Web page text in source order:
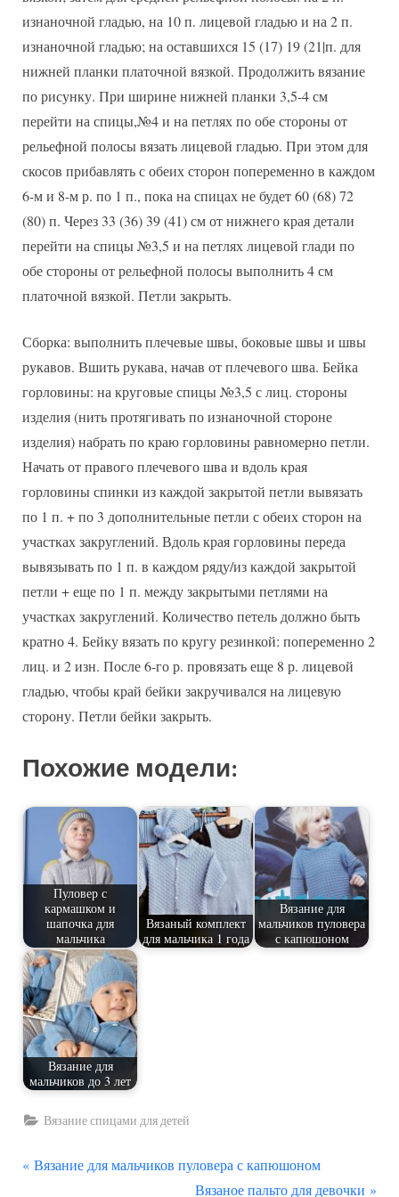
изнаночной гладью, на 10 п. лицевой гладью и на 2 п.
изнаночной гладью; на оставшихся 15 (17) 19 (21|п. для
нижней планки платочной вязкой. Продолжить вязание
по рисунку. При ширине нижней планки 3,5-4 см
перейти на спицы,№4 и на петлях по обе стороны от
рельефной полосы вязать лицевой гладью. При этом для
скосов прибавлять с обеих сторон попеременно в каждом
6-м и 8-м р. по 1 п., пока на спицах не будет 60 (68) 72
(80) п. Через 33 (36) 39 (41) см от нижнего края детали
перейти на спицы №3,5 и на петлях лицевой глади по
обе стороны от рельефной полосы выполнить 4 см
платочной вязкой. Петли закрыть.
Сборка: выполнить плечевые швы, боковые швы и швы
рукавов. Вшить рукава, начав от плечевого шва. Бейка
горловины: на круговые спицы №3,5 с лиц. стороны
изделия (нить протягивать по изнаночной стороне
изделия) набрать по краю горловины равномерно петли.
Начать от правого плечевого шва и вдоль края
горловины спинки из каждой закрытой петли вывязать
по 1 п. + по 3 дополнительные петли с обеих сторон на
участках закруглений. Вдоль края горловины переда
вывязывать по 1 п. в каждом ряду/из каждой закрытой
петли + еще по 1 п. между закрытыми петлями на
участках закруглений. Количество петель должно быть
кратно 4. Бейку вязать по кругу резинкой: попеременно 2
лиц. и 2 изн. После 6-го р. провязать еще 8 р. лицевой
гладью, чтобы край бейки закручивался на лицевую
сторону. Петли бейки закрыть.
Похожие модели:
Пуловер с
кармашком и
шапочка для
мальчика
Вязаный комплект
для мальчика 1 года
Вязание для
мальчиков пуловера
с капюшоном
Вязание для
мальчиков до 3 лет
Вязание спицами для детей
Навигация
П
Вязание для мальчиков пуловера с капюшоном
С
Вязаное пальто для девочки